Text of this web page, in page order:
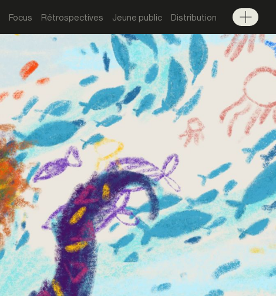
Focus Rétrospectives Jeune public Distribution
Menu